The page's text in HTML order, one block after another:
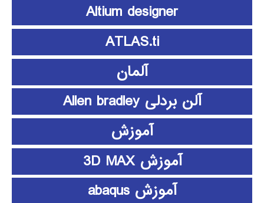
Altium designer
ATLAS.ti
آلمان
آلن بردلی Allen bradley
آموزش
آموزش 3D MAX
آموزش abaqus